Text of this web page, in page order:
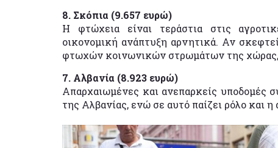
8. Σκόπια (9.657 ευρώ)
Η φτώχεια είναι τεράστια στις
οικονομική ανάπτυξη αρνητικά. Αν
φτωχών κοινωνικών στρωμάτων της χώρας,
7. Αλβανία (8.923 ευρώ)
Απαρχαιωμένες και ανεπαρκείς υποδομές
της Αλβανίας, ενώ σε αυτό παίζει ρόλο και